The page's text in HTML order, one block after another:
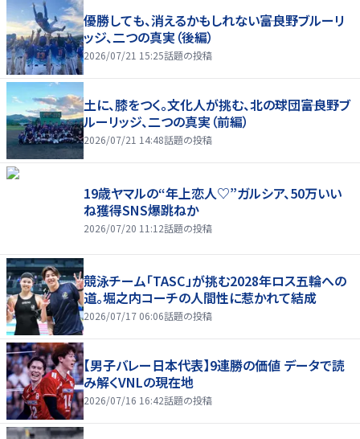
優勝しても、消えるかもしれない――富良野ブルーリ
ッジ、二つの真実（後編）
2026/07/21 15:25話題の投稿
土に、膝をつく。文化人が挑む、北の球団――富良野ブ
ルーリッジ、二つの真実（前編）
2026/07/21 14:48話題の投稿
19歳ヤマルの“年上恋人♡”ガルシア、50万いい
ね獲得SNS爆跳ねか
2026/07/20 11:12話題の投稿
競泳チーム「TASC」が挑む2028年ロス五輪への
道。堀之内コーチの人間性に惹かれて結成
2026/07/17 06:06話題の投稿
【男子バレー日本代表】9連勝の価値 データで読
み解くVNLの現在地
2026/07/16 16:42話題の投稿